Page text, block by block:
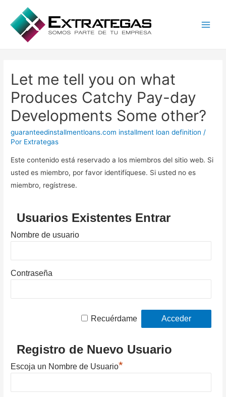
Let me tell you on what
Produces Catchy Pay-day
Developments Some other?
guaranteedinstallmentloans.com installment loan definition /
Por Extrategas
Este contenido está reservado a los miembros del sitio web. Si
usted es miembro, por favor identifíquese. Si usted no es
miembro, regístrese.
Usuarios Existentes Entrar
Nombre de usuario
Contraseña
Recuérdame
Registro de Nuevo Usuario
Escoja un Nombre de Usuario*